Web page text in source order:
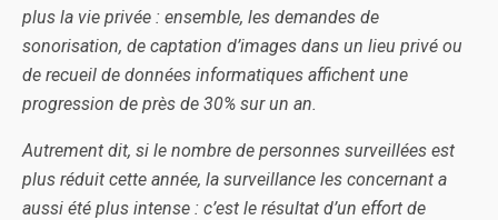
plus la vie privée : ensemble, les demandes de
sonorisation, de captation d’images dans un lieu privé ou
de recueil de données informatiques affichent une
progression de près de 30% sur un an.
Autrement dit, si le nombre de personnes surveillées est
plus réduit cette année, la surveillance les concernant a
aussi été plus intense : c’est le résultat d’un effort de